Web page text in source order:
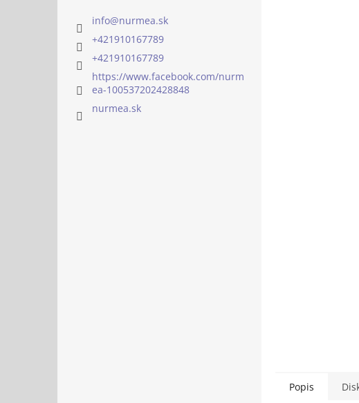
info@nurmea.sk
+421910167789
+421910167789
https://www.facebook.com/nurm
ea-100537202428848
nurmea.sk
Popis